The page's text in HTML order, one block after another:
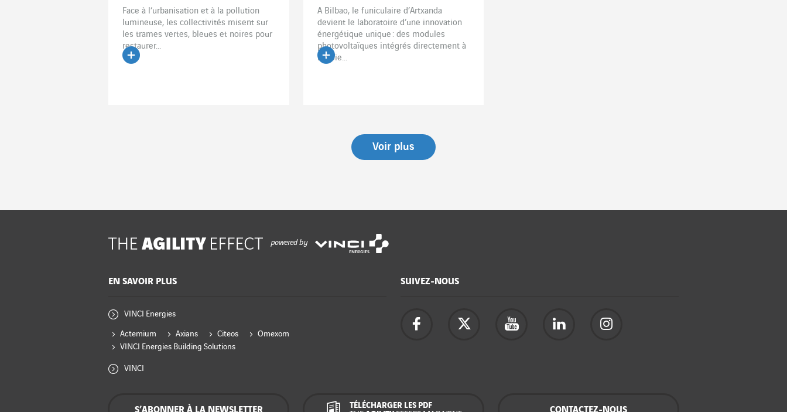
Face à l’urbanisation et à la pollution
lumineuse, les collectivités misent sur
les trames vertes, bleues et noires pour
restaurer...
A Bilbao, le funiculaire d’Artxanda
devient le laboratoire d’une innovation
énergétique unique : des modules
photovoltaïques intégrés directement à
la voie...
Voir plus
powered by
EN SAVOIR PLUS
VINCI Energies
Actemium Axians Citeos
Omexom
VINCI Energies Building Solutions
VINCI
SUIVEZ-NOUS
S’ABONNER À LA NEWSLETTER
TÉLÉCHARGER LES PDF
CONTACTEZ-NOUS